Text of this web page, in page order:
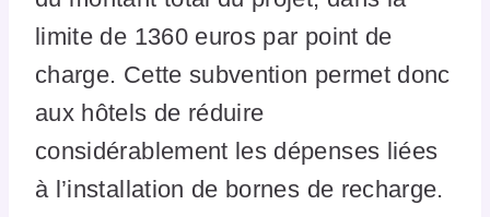
limite de 1360 euros par point de
charge. Cette subvention permet donc
aux hôtels de réduire
considérablement les dépenses liées
à l’installation de bornes de recharge.